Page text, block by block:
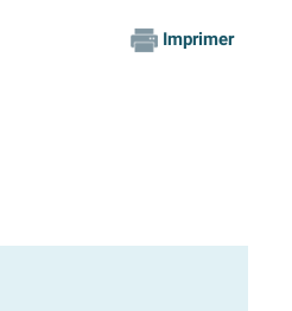
Imprimer